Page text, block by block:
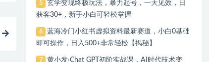
5
玄学变现终极玩法，暴力起号，一天见效，日
获客30+，新手小白可轻松掌握
6
蓝海冷门小红书虚拟资料最新赛道，小白0基础
即可操作，日入500+非常轻松【揭秘】
7 黄小发·Chat GPT初阶实战课，​AI时代技术变